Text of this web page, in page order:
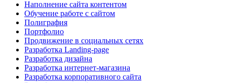
Наполнение сайта контентом
Обучение работе с сайтом
Полиграфия
Портфолио
Продвижение в социальных сетях
Разработка Landing-page
Разработка дизайна
Разработка интернет-магазина
Разработка корпоративного сайта